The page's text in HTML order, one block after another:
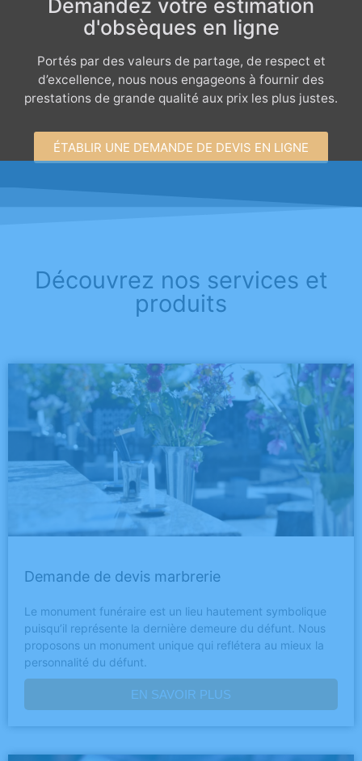
Demandez votre estimation
d'obsèques en ligne
Portés par des valeurs de partage, de respect et
d’excellence, nous nous engageons à fournir des
prestations de grande qualité aux prix les plus justes.
ÉTABLIR UNE DEMANDE DE DEVIS EN LIGNE
Découvrez nos services et
produits
Demande de devis marbrerie
Le monument funéraire est un lieu hautement symbolique
puisqu’il représente la dernière demeure du défunt. Nous
proposons un monument unique qui reflétera au mieux la
personnalité du défunt.
EN SAVOIR PLUS